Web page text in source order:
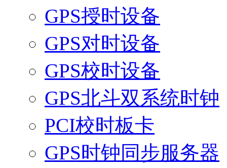
GPS授时设备
GPS对时设备
GPS校时设备
GPS北斗双系统时钟
PCI校时板卡
GPS时钟同步服务器